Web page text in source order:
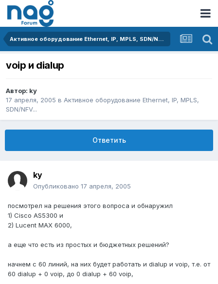
Активное оборудование Ethernet, IP, MPLS, SDN/NFV...
voip и dialup
Автор: ky
17 апреля, 2005 в Активное оборудование Ethernet, IP, MPLS,
SDN/NFV...
Ответить
ky
Опубликовано 17 апреля, 2005
посмотрел на решения этого вопроса и обнаружил
1) Cisco AS5300 и
2) Lucent MAX 6000,
а еще что есть из простых и бюджетных решений?
начнем с 60 линий, на них будет работать и dialup и voip, т.е. от
60 dialup + 0 voip, до 0 dialup + 60 voip,